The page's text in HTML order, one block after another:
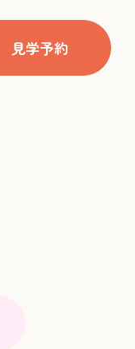
見学予約